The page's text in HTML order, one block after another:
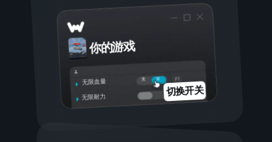
你的游戏
开
关
无限血量
无限耐力
切换开关